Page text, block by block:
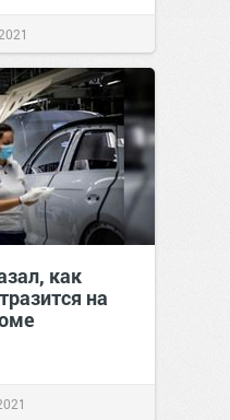
как
на